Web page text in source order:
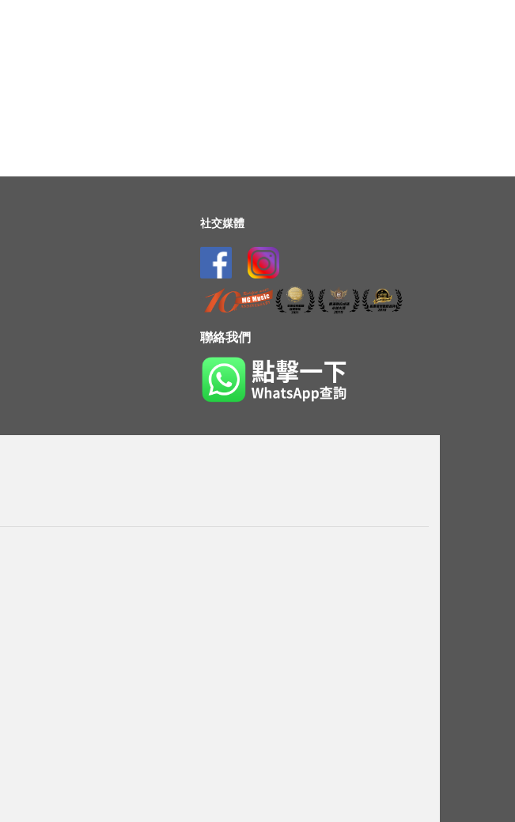
社交媒體
聯絡我們